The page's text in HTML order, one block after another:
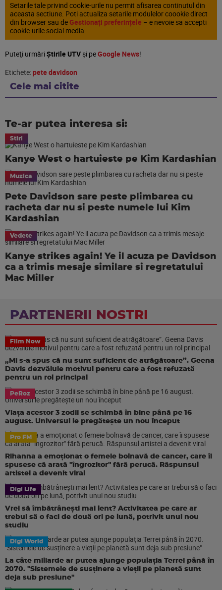
Setarile tale privind cookie-urile nu permit afisarea continutul din
aceasta sectiune. Poti actualiza setarile modulelor coookie direct
din browser sau de Gestionați preferințele – e nevoie sa accepti
cookie-urile social media
Puteţi urmăriȘtirile UTVşi peGoogle News!
Etichete:pete davidson
Cele mai citite
Te-ar putea interesa si:
Stiri
Kanye West o hartuieste pe Kim Kardashian
Muzica
Pete Davidson sare peste plimbarea cu
racheta dar nu si peste numele lui Kim
Kardashian
Vedete
Kanye strikes again! Ye il acuza pe Davidson
ca a trimis mesaje similare si regretatului
Mac Miller
PARTENERII NOSTRI
Film Now
„Mi s-a spus că nu sunt suficient de atrăgătoare”. Geena
Davis dezvăluie motivul pentru care a fost refuzată
pentru un rol principal
PeRoz
Viața acestor 3 zodii se schimbă în bine până pe 16
august. Universul le pregătește un nou început
Pro FM
Rihanna a emoționat o femeie bolnavă de cancer, care îi
spusese că arată "îngrozitor" fără perucă. Răspunsul
artistei a devenit viral
Digi Life
Vrei să îmbătrânești mai lent? Activitatea pe care ar
trebui să o faci de două ori pe lună, potrivit unui nou
studiu
Digi World
La câte miliarde ar putea ajunge populația Terrei până în
2070. "Sistemele de susținere a vieții pe planetă sunt
deja sub presiune"